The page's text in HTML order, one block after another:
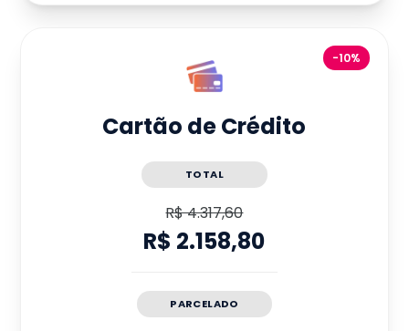
-10%
Cartão de Crédito
TOTAL
R$ 4.317,60
R$ 2.158,80
PARCELADO